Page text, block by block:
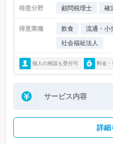
得意分野 顧問税理士 確
得意業種 飲食 流通・小
社会福祉法人
個人の相談も受付可 料金・
サービス内容
詳細